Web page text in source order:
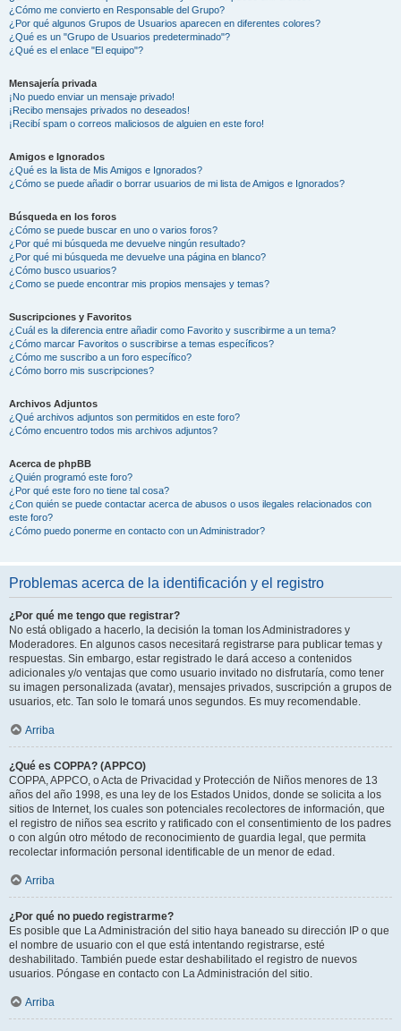
¿Cómo me convierto en Responsable del Grupo?
¿Por qué algunos Grupos de Usuarios aparecen en diferentes colores?
¿Qué es un "Grupo de Usuarios predeterminado"?
¿Qué es el enlace "El equipo"?
Mensajería privada
¡No puedo enviar un mensaje privado!
¡Recibo mensajes privados no deseados!
¡Recibí spam o correos maliciosos de alguien en este foro!
Amigos e Ignorados
¿Qué es la lista de Mis Amigos e Ignorados?
¿Cómo se puede añadir o borrar usuarios de mi lista de Amigos e Ignorados?
Búsqueda en los foros
¿Cómo se puede buscar en uno o varios foros?
¿Por qué mi búsqueda me devuelve ningún resultado?
¿Por qué mi búsqueda me devuelve una página en blanco?
¿Cómo busco usuarios?
¿Como se puede encontrar mis propios mensajes y temas?
Suscripciones y Favoritos
¿Cuál es la diferencia entre añadir como Favorito y suscribirme a un tema?
¿Cómo marcar Favoritos o suscribirse a temas específicos?
¿Cómo me suscribo a un foro específico?
¿Cómo borro mis suscripciones?
Archivos Adjuntos
¿Qué archivos adjuntos son permitidos en este foro?
¿Cómo encuentro todos mis archivos adjuntos?
Acerca de phpBB
¿Quién programó este foro?
¿Por qué este foro no tiene tal cosa?
¿Con quién se puede contactar acerca de abusos o usos ilegales relacionados con
este foro?
¿Cómo puedo ponerme en contacto con un Administrador?
Problemas acerca de la identificación y el registro
¿Por qué me tengo que registrar?
No está obligado a hacerlo, la decisión la toman los Administradores y
Moderadores. En algunos casos necesitará registrarse para publicar temas y
respuestas. Sin embargo, estar registrado le dará acceso a contenidos
adicionales y/o ventajas que como usuario invitado no disfrutaría, como tener
su imagen personalizada (avatar), mensajes privados, suscripción a grupos de
usuarios, etc. Tan solo le tomará unos segundos. Es muy recomendable.
Arriba
¿Qué es COPPA? (APPCO)
COPPA, APPCO, o Acta de Privacidad y Protección de Niños menores de 13
años del año 1998, es una ley de los Estados Unidos, donde se solicita a los
sitios de Internet, los cuales son potenciales recolectores de información, que
el registro de niños sea escrito y ratificado con el consentimiento de los padres
o con algún otro método de reconocimiento de guardia legal, que permita
recolectar información personal identificable de un menor de edad.
Arriba
¿Por qué no puedo registrarme?
Es posible que La Administración del sitio haya baneado su dirección IP o que
el nombre de usuario con el que está intentando registrarse, esté
deshabilitado. También puede estar deshabilitado el registro de nuevos
usuarios. Póngase en contacto con La Administración del sitio.
Arriba